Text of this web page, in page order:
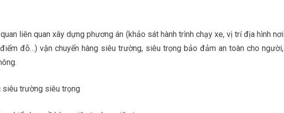
liên quan xây dựng phương án (khảo sát hành trình chạy xe, vị trí địa hình nơi
đỗ…) vận chuyển hàng siêu trường, siêu trọng bảo đảm an toàn cho người,
siêu trường siêu trọng